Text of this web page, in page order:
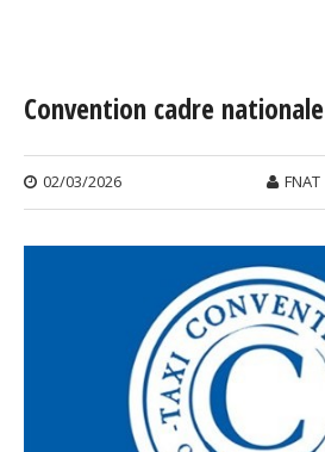
Convention cadre nationale
02/03/2026 FNAT